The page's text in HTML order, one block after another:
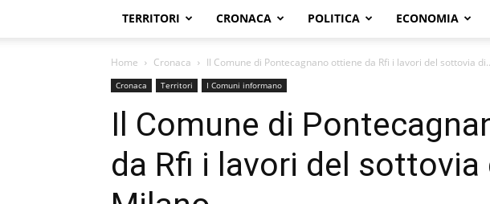
TERRITORI CRONACA POLITICA ECONOMIA
Home Cronaca Il Comune di Pontecagnano ottiene da Rfi i lavori del sottovia
Cronaca Territori I Comuni informano
Il Comune di
da Rfi i lavori del sottovia